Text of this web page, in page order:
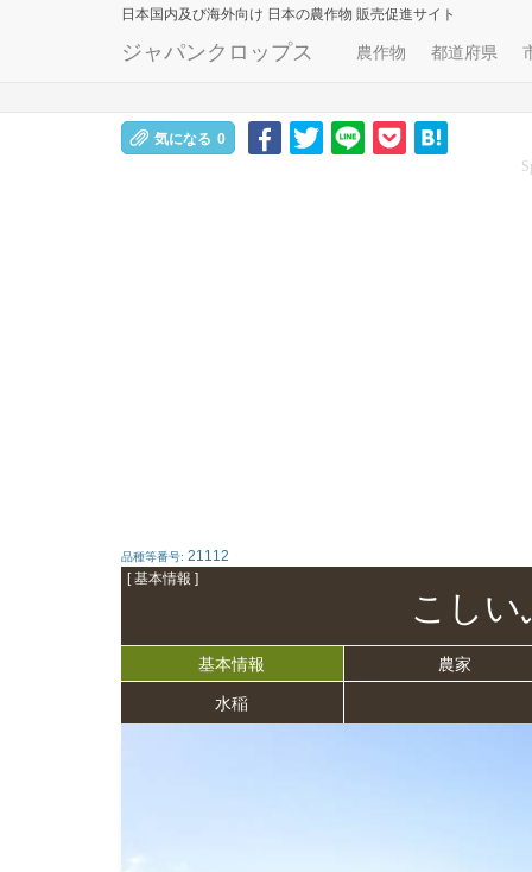
日本国内及び海外向け 日本の農作物 販売促進サイト
ジャパンクロップス 農作物 都道府県
気になる 0
品種等番号: 21112
[ 基本情報 ]
こしい
基本情報 農家
水稲